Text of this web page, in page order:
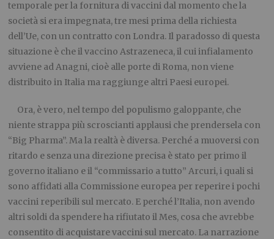
temporale per la fornitura di vaccini dal momento che la
società si era impegnata, tre mesi prima della richiesta
dell’Ue, con un contratto con Londra. Il paradosso di questa
situazione è che il vaccino Astrazeneca, il cui infialamento
avviene ad Anagni, cioè alle porte di Roma, non viene
distribuito in Italia ma raggiunge altri Paesi europei.
Ora, è vero, nel tempo del populismo galoppante, che
niente strappa più scroscianti applausi che prendersela con
“Big Pharma”. Ma la realtà è diversa. Perché a muoversi con
ritardo e senza una direzione precisa è stato per primo il
governo italiano e il “commissario a tutto” Arcuri, i quali si
sono affidati alla Commissione europea per reperire i pochi
vaccini reperibili sul mercato. E perché l’Italia, non avendo
altri soldi da spendere ha rifiutato il Mes, cosa che avrebbe
consentito di acquistare vaccini sul mercato. La narrazione